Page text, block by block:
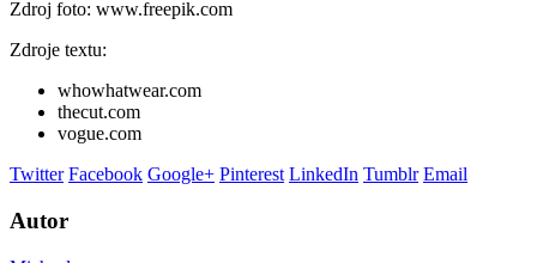
Zdroj foto: www.freepik.com
Zdroje textu:
whowhatwear.com
thecut.com
vogue.com
Twitter Facebook Google+ Pinterest LinkedIn Tumblr Email
Autor